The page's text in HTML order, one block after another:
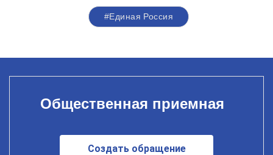
#Единая Россия
Общественная приемная
Создать обращение